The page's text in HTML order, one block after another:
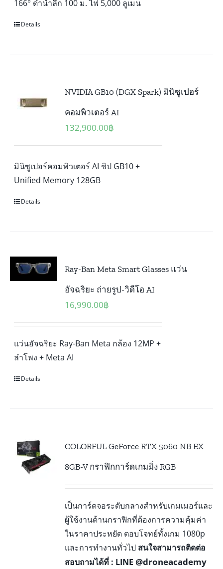
166° ดำน้ำลึก 100 ม. ไฟ 5,000 ลูเมน
Details
NVIDIA GB10 (DGX Spark) มินิซูเปอร์
คอมพิวเตอร์ AI
132,900.00฿
มินิซูเปอร์คอมพิวเตอร์ AI ชิป GB10 +
Unified Memory 128GB
Details
Ray-Ban Meta Smart Glasses แว่น
อัจฉริยะ ถ่ายรูป-วิดีโอ AI
16,990.00฿
แว่นอัจฉริยะ Ray-Ban Meta กล้อง 12MP +
ลำโพง + Meta AI
Details
COLORFUL GeForce RTX 5060 NB EX
8GB-V กราฟิกการ์ดเกมมิ่ง RGB
เป็นการ์ดจอระดับกลางสำหรับเกมเมอร์และ
ผู้ใช้งานด้านกราฟิกที่ต้องการความคุ้มค่า
ในราคาประหยัด ตอบโจทย์ทั้งเกม 1080p
และการทำงานทั่วไป สนใจสามารถติดต่อ
สอบถามได้ที่ : LINE@droneacademy